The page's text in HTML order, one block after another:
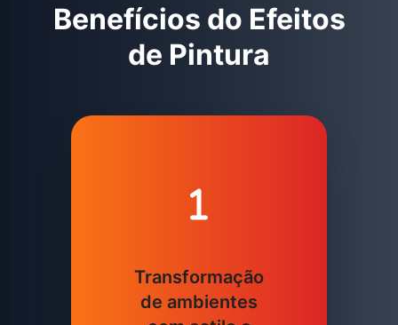
Benefícios do Efeitos
de Pintura
Transformação
de ambientes